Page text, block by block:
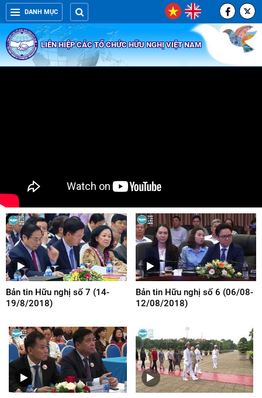
DANH MỤC
LIÊN HIỆP CÁC TỔ CHỨC HỮU NGHỊ VIỆT NAM
Bản tin Hữu nghị số 7 (14-
19/8/2018)
Bản tin Hữu nghị số 6 (06/08-
12/08/2018)